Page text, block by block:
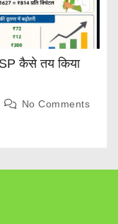
कैसे तय किया
No Comments